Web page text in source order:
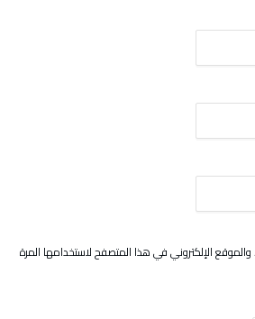
الإلكتروني في هذا المتصفح لاستخدامها المرة